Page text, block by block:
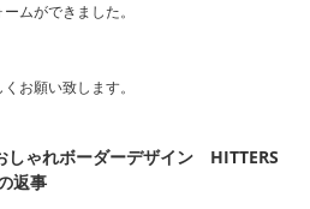
ムができました。
お願い致します。
ゃれボーダーデザイン HITTERS
返事